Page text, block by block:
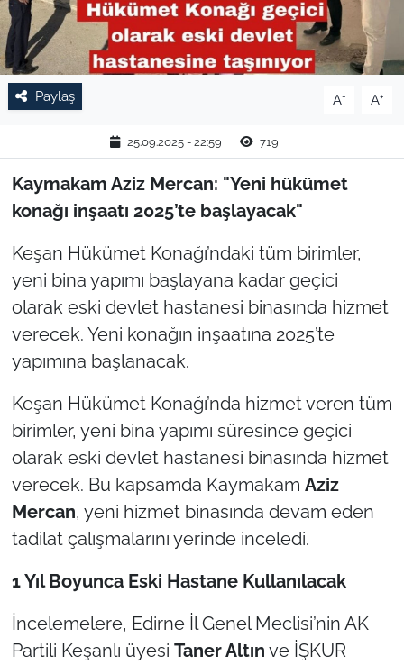
Paylaş A- A+
25.09.2025 - 22:59 719
Kaymakam Aziz Mercan: "Yeni hükümet
konağı inşaatı 2025’te başlayacak"
Keşan Hükümet Konağı’ndaki tüm birimler,
yeni bina yapımı başlayana kadar geçici
olarak eski devlet hastanesi binasında hizmet
verecek. Yeni konağın inşaatına 2025’te
yapımına başlanacak.
Keşan Hükümet Konağı’nda hizmet veren tüm
birimler, yeni bina yapımı süresince geçici
olarak eski devlet hastanesi binasında hizmet
verecek. Bu kapsamda Kaymakam Aziz
Mercan, yeni hizmet binasında devam eden
tadilat çalışmalarını yerinde inceledi.
1 Yıl Boyunca Eski Hastane Kullanılacak
İncelemelere, Edirne İl Genel Meclisi’nin AK
Partili Keşanlı üyesi Taner Altın ve İŞKUR
RESMİ İLAN
SPOR
YAŞAM
TEKİRDAĞ
ÇANAKKALE
TÜRKİYE
Güvenlik
Genel
Politika
Magazin